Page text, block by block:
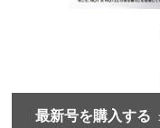
最新号を購入する